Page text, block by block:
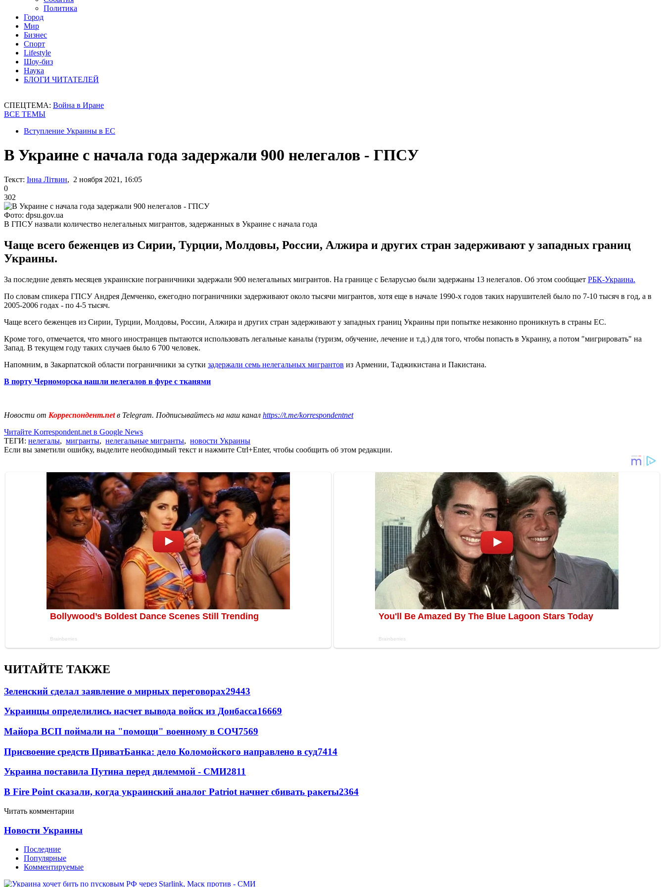
Политика
Город
Мир
Бизнес
Спорт
Lifestyle
Шоу-биз
Наука
БЛОГИ ЧИТАТЕЛЕЙ
СПЕЦТЕМА: Война в Иране
ВСЕ ТЕМЫ
Вступление Украины в ЕС
В Украине с начала года задержали 900 нелегалов - ГПСУ
Текст: Інна Літвин, 2 ноября 2021, 16:05
0
302
Фото: dpsu.gov.ua
В ГПСУ назвали количество нелегальных мигрантов, задержанных в Украине с начала года
Чаще всего беженцев из Сирии, Турции, Молдовы, России, Алжира и других стран задерживают у западных границ
Украины.
За последние девять месяцев украинские пограничники задержали 900 нелегальных мигрантов. На границе с Беларусью были задержаны 13 нелегалов. Об этом сообщает РБК-Украина.
По словам спикера ГПСУ Андрея Демченко, ежегодно пограничники задерживают около тысячи мигрантов, хотя еще в начале 1990-х годов таких нарушителей было по 7-10 тысяч в год, а в
2005-2006 годах - по 4-5 тысяч.
Чаще всего беженцев из Сирии, Турции, Молдовы, России, Алжира и других стран задерживают у западных границ Украины при попытке незаконно проникнуть в страны ЕС.
Кроме того, отмечается, что много иностранцев пытаются использовать легальные каналы (туризм, обучение, лечение и т.д.) для того, чтобы попасть в Украину, а потом "мигрировать" на
Запад. В текущем году таких случаев было 6 700 человек.
Напомним, в Закарпатской области пограничники за сутки задержали семь нелегальных мигрантов из Армении, Таджикистана и Пакистана.
В порту Черноморска нашли нелегалов в фуре с тканями
Новости от Корреспондент.netв Telegram. Подписывайтесь на наш канал https://t.me/korrespondentnet
Читайте Korrespondent.net в Google News
ТЕГИ: нелегалы, мигранты, нелегальные мигранты, новости Украины
Если вы заметили ошибку, выделите необходимый текст и нажмите Ctrl+Enter, чтобы сообщить об этом редакции.
ЧИТАЙТЕ ТАКЖЕ
Зеленский сделал заявление о мирных переговорах29443
Украинцы определились насчет вывода войск из Донбасса16669
Майора ВСП поймали на "помощи" военному в СОЧ7569
Присвоение средств ПриватБанка: дело Коломойского направлено в суд7414
Украина поставила Путина перед дилеммой - СМИ2811
В Fire Point сказали, когда украинский аналог Patriot начнет сбивать ракеты2364
Читать комментарии
Новости Украины
Последние
Популярные
Комментируемые